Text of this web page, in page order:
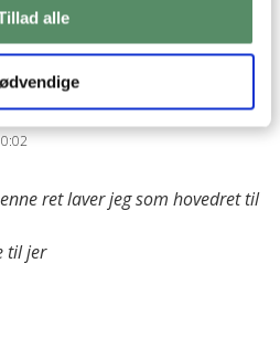
alle
:
ret laver jeg som hovedret til
til jer